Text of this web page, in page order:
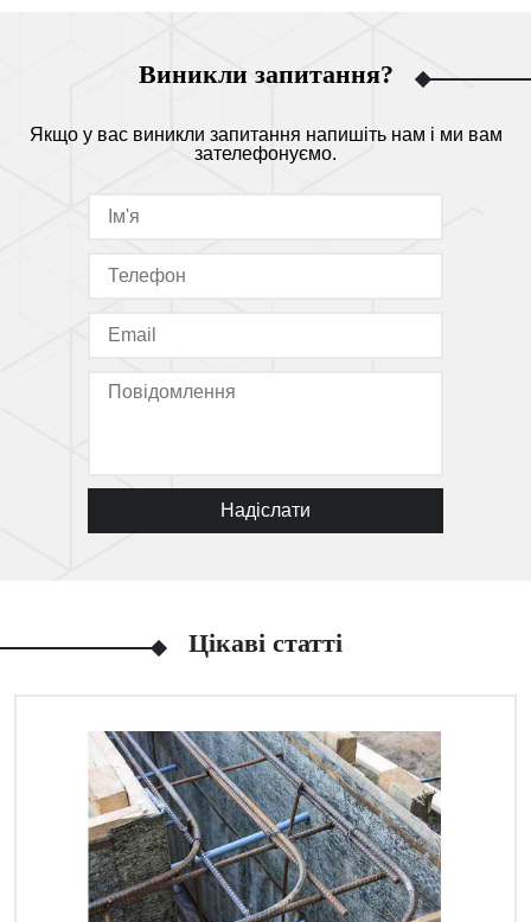
Виникли запитання?
Якщо у вас виникли запитання напишіть нам і ми вам
зателефонуємо.
Надіслати
Цікаві статті